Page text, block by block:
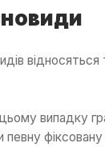
відносяться
випадку
певну